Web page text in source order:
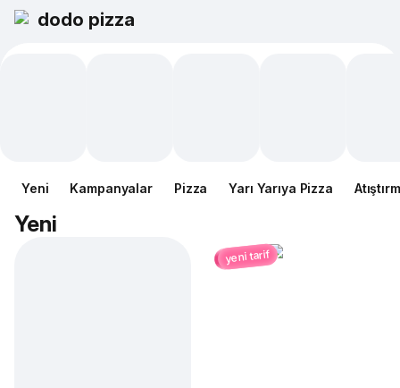
dodo pizza
Yeni Kampanyalar Pizza Yarı Yarıya Pizza
Yeni
yeni tarif